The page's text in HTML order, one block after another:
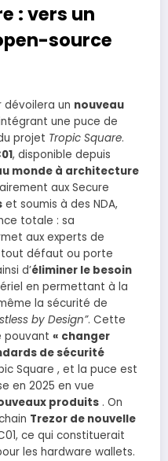
: vers un
source
dévoilera un nouveau
une puce de
projet Tropic Square.
, disponible depuis
monde à architecture
aux Secure
et soumis à des NDA,
totale : sa
aux experts de
défaut ou porte
d’éliminer le besoin
en permettant à la
la sécurité de
by Design”. Cette
pouvant « changer
de sécurité
Square , et la puce est
en 2025 en vue
produits . On
Trezor de nouvelle
ce qui constituerait
les hardware wallets.